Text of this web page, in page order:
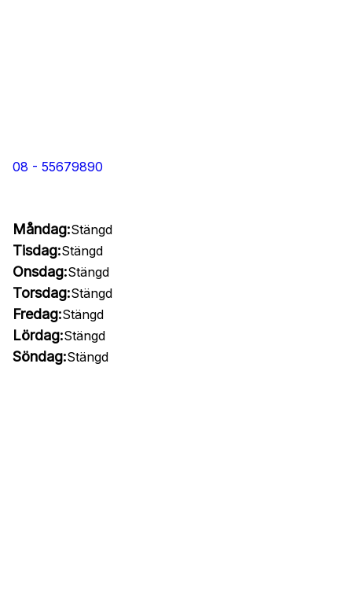
08 - 55679890
Måndag:Stängd
Tisdag:Stängd
Onsdag:Stängd
Torsdag:Stängd
Fredag:Stängd
Lördag:Stängd
Söndag:Stängd